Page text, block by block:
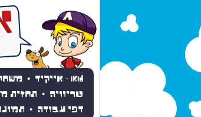
iKid - אייקיד •
טריוויה • תחזית
דפי עבודה •